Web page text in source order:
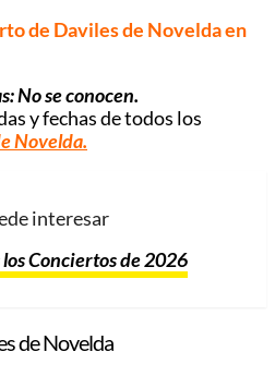
de Daviles de Novelda en
No se conocen.
y fechas de todos los
Novelda.
interesar
Conciertos de 2026
de Novelda